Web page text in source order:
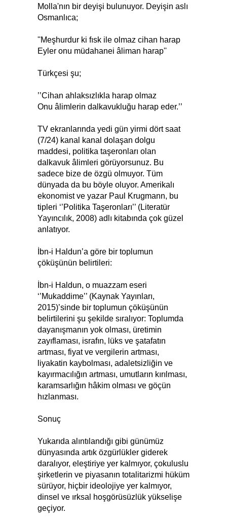
Molla'nın bir deyişi bulunuyor. Deyişin aslı
Osmanlıca;
''Meşhurdur ki fısk ile olmaz cihan harap
Eyler onu müdahanei âliman harap''
Türkçesi şu;
’’Cihan ahlaksızlıkla harap olmaz
Onu âlimlerin dalkavukluğu harap eder.’’
TV ekranlarında yedi gün yirmi dört saat
(7/24) kanal kanal dolaşan dolgu
maddesi, politika taşeronları olan
dalkavuk âlimleri görüyorsunuz. Bu
sadece bize de özgü olmuyor. Tüm
dünyada da bu böyle oluyor. Amerikalı
ekonomist ve yazar Paul Krugmann, bu
tipleri ‘’Politika Taşeronları’’ (Literatür
Yayıncılık, 2008) adlı kitabında çok güzel
anlatıyor.
İbn-i Haldun’a göre bir toplumun
çöküşünün belirtileri:
İbn-i Haldun, o muazzam eseri
‘’Mukaddime’’ (Kaynak Yayınları,
2015)’sinde bir toplumun çöküşünün
belirtilerini şu şekilde sıralıyor: Toplumda
dayanışmanın yok olması, üretimin
zayıflaması, israfın, lüks ve şatafatın
artması, fiyat ve vergilerin artması,
liyakatin kaybolması, adaletsizliğin ve
kayırmacılığın artması, umutların kırılması,
karamsarlığın hâkim olması ve göçün
hızlanması.
Sonuç
Yukarıda alıntılandığı gibi günümüz
dünyasında artık özgürlükler giderek
daralıyor, eleştiriye yer kalmıyor, çokuluslu
şirketlerin ve piyasanın totalitarizmi hüküm
sürüyor, hiçbir ideolojiye yer kalmıyor,
dinsel ve ırksal hoşgörüsüzlük yükselişe
geçiyor.